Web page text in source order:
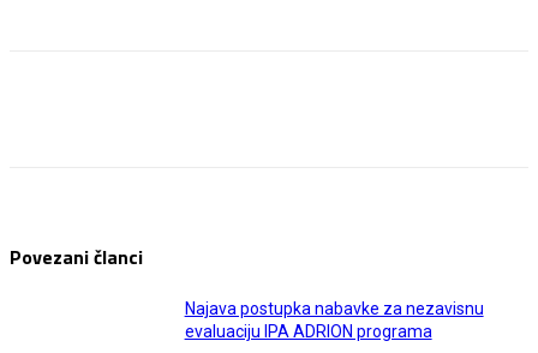
Povezani članci
Najava postupka nabavke za nezavisnu
evaluaciju IPA ADRION programa